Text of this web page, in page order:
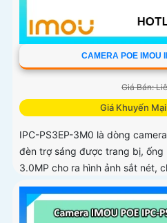
CAMERA POE IMOU
Giá Bán:
Giá Khuyến
IPC-PS3EP-3M0 là dòng
đèn trợ sáng được trang bị, ống
3.0MP cho ra hình ảnh sắt nét,